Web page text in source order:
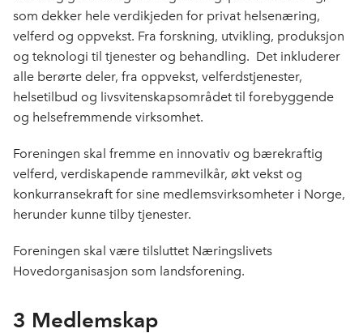
som dekker hele verdikjeden for privat helsenæring,
velferd og oppvekst. Fra forskning, utvikling, produksjon
og teknologi til tjenester og behandling. Det inkluderer
alle berørte deler, fra oppvekst, velferdstjenester,
helsetilbud og livsvitenskapsområdet til forebyggende
og helsefremmende virksomhet.
Foreningen skal fremme en innovativ og bærekraftig
velferd, verdiskapende rammevilkår, økt vekst og
konkurransekraft for sine medlemsvirksomheter i Norge,
herunder kunne tilby tjenester.
Foreningen skal være tilsluttet Næringslivets
Hovedorganisasjon som landsforening.
3 Medlemskap